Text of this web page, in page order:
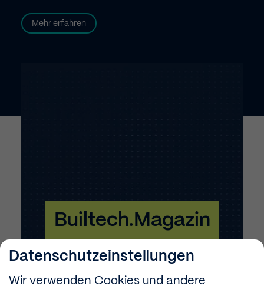
Mehr erfahren
Builtech.Magazin
Datenschutzeinstellungen
Wir verwenden Cookies und andere